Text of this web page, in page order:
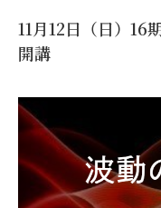
11月12日（日）16
開講